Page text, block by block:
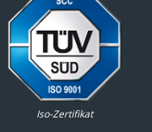
Iso-Zertifikat